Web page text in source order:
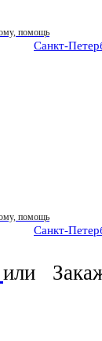
Санкт-
Санкт-
или